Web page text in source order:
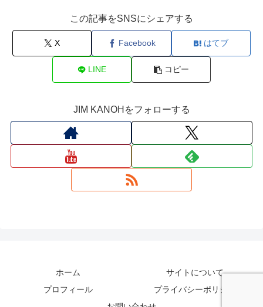
この記事をSNSにシェアする
X Facebook はてブ
LINE コピー
JIM KANOHをフォローする
ホーム
サイトについて
プロフィール
プライバシーポリシー